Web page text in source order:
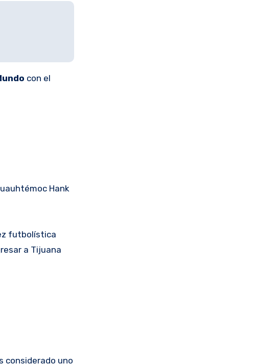
con el
Hank
futbolística
a Tijuana
considerado uno